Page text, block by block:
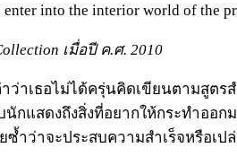
into the interior world of the
เมื่อปี ค.ศ. 2010
ว่าเธอไม่ได้ครุ่นคิดเขียนตามสูตร
กแสดงถึงสิ่งที่อยากให้กระทำออ
ซ้ำว่าจะประสบความสำเร็จหรือเป